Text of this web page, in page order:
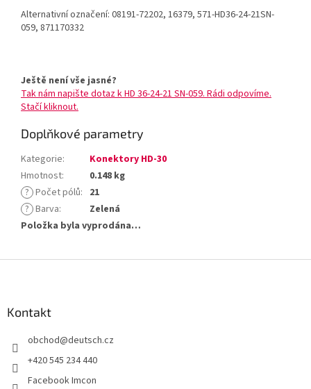
Alternativní označení: 08191-72202, 16379, 571-HD36-24-21SN-
059, 871170332
Ještě není vše jasné?
Tak nám napište dotaz k HD 36-24-21 SN-059. Rádi odpovíme.
Stačí kliknout.
Doplňkové parametry
Kategorie:
Konektory HD-30
Hmotnost:
0.148 kg
? Počet pólů: 21
? Barva:
Zelená
Položka byla vyprodána…
Kontakt
obchod@deutsch.cz
+420 545 234 440
Facebook Imcon